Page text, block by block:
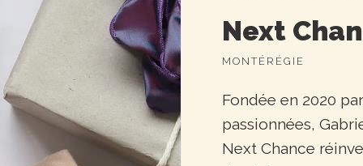
Next
MONTÉRÉGIE
Fondée en 2020
passionnées,
Next Chance